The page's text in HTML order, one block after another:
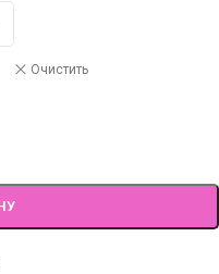
Очистить